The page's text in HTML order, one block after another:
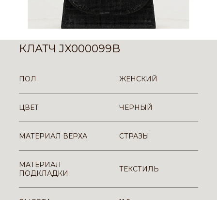
КЛАТЧ JX000099B
ПОЛ ЖЕНСКИЙ
ЦВЕТ ЧЕРНЫЙ
МАТЕРИАЛ ВЕРХА СТРАЗЫ
МАТЕРИАЛ
ПОДКЛАДКИ
ТЕКСТИЛЬ